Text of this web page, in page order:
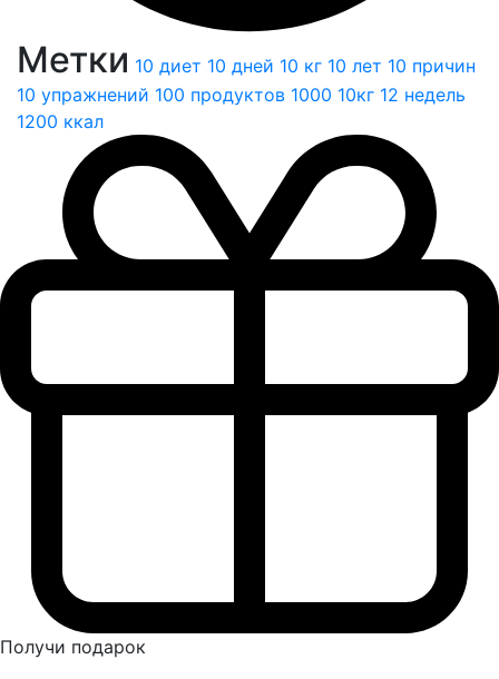
Метки 10 диет 10 дней 10 кг 10 лет 10 причин
10 упражнений 100 продуктов 1000 10кг 12 недель
1200 ккал
Получи подарок